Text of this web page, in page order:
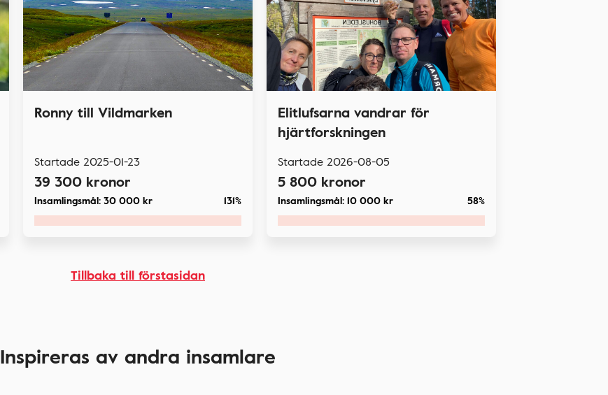
Ronny till Vildmarken
Startade 2025-01-23
39 300 kronor
Insamlingsmål: 30 000 kr 131%
Elitlufsarna vandrar för
hjärtforskningen
Startade 2026-08-05
5 800 kronor
Insamlingsmål: 10 000 kr 58%
Tillbaka till förstasidan
Inspireras av andra insamlare